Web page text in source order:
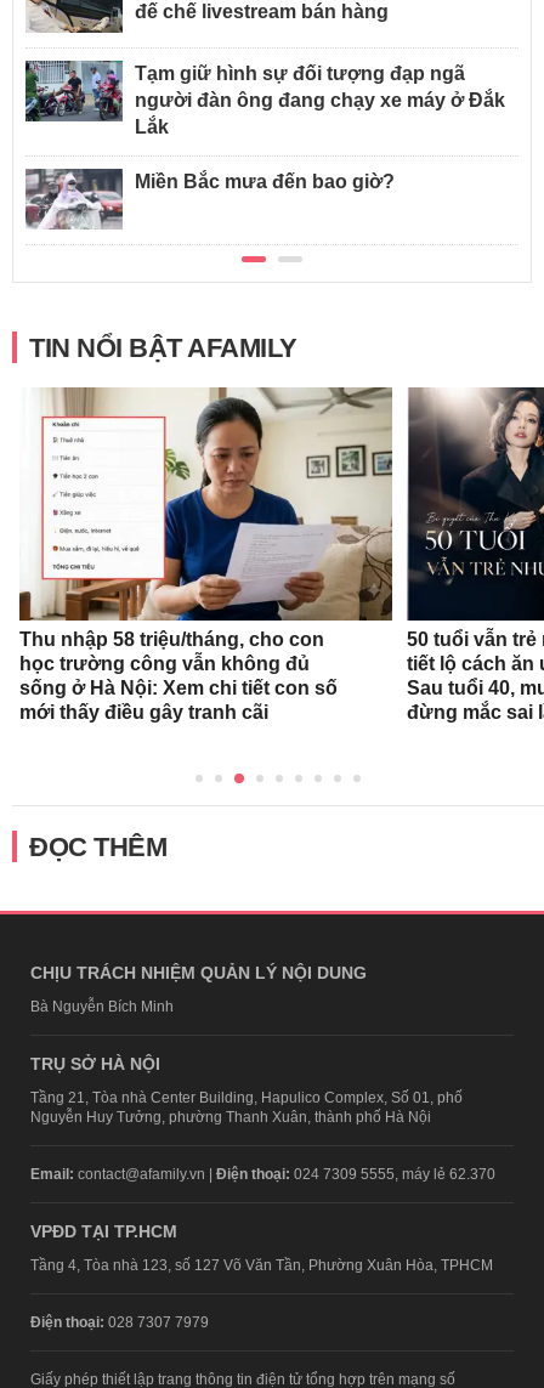
đế chế livestream bán hàng
Tạm giữ hình sự đối tượng đạp ngã
người đàn ông đang chạy xe máy ở Đắk
Lắk
Miền Bắc mưa đến bao giờ?
TIN NỔI BẬT AFAMILY
Thu nhập 58 triệu/tháng, cho con
học trường công vẫn không đủ
sống ở Hà Nội: Xem chi tiết con số
mới thấy điều gây tranh cãi
50 tuổi vẫn
tiết lộ cách ăn
Sau tuổi 40,
đừng mắc sai
ĐỌC THÊM
CHỊU TRÁCH NHIỆM QUẢN LÝ NỘI DUNG
Bà Nguyễn Bích Minh
TRỤ SỞ HÀ NỘI
Tầng 21, Tòa nhà Center Building, Hapulico Complex, Số 01, phố
Nguyễn Huy Tưởng, phường Thanh Xuân, thành phố Hà Nội
Email: contact@afamily.vn | Điện thoại: 024 7309 5555, máy lẻ 62.370
VPĐD TẠI TP.HCM
Tầng 4, Tòa nhà 123, số 127 Võ Văn Tần, Phường Xuân Hòa, TPHCM
Điện thoại: 028 7307 7979
Giấy phép thiết lập trang thông tin điện tử tổng hợp trên mạng số